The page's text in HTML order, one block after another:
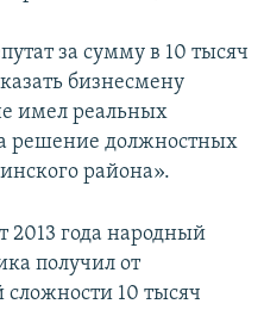
за сумму в 10 тысяч
бизнесмену
имел реальных
решение должностных
района».
2013 года народный
получил от
10 тысяч